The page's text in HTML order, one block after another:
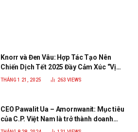
Knorr và Đen Vâu: Hợp Tác Tạo Nên
Chiến Dịch Tết 2025 Đầy Cảm Xúc “Vị
Nhà”
THÁNG 1 21, 2025 263 VIEWS
CEO Pawalit Ua – Amornwanit: Mục tiêu
của C.P. Việt Nam là trở thành doanh
nghiệp xanh, phát triển bền vững